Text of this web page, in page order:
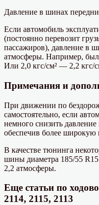
Давление в шинах
Если автомобиль
(постоянно перевозит
пассажиров), давление в
атмосферы. Например,
Или 2,0 кгс/см² — 2,2 кгс/
Примечания и
При движении по
самостоятельно, если
немного снизить
обеспечив более
В качестве тюнинга
шины диаметра 185/55
2,2 атмосферы.
Еще статьи по
2114, 2115, 2113